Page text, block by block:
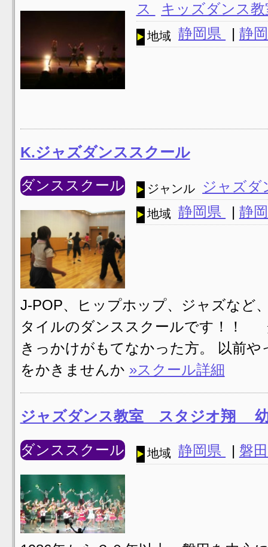
ス
キッズダンス
地域 静岡県 | 静
K.ジャズダンススクール
ダンススクール ジャンル ジャズ
地域 静岡県 | 静
J-POP、ヒップホップ、ジャズなど
タイルのダンススクールです！！
きっかけがもてなかった方。 以前
をかきませんか »スクール詳細
ジャズダンス教室 スタジオ翔 幼
ダンススクール 地域 静岡県 | 磐